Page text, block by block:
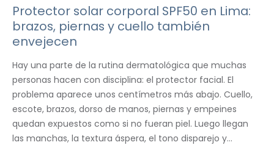
Protector solar corporal SPF50 en Lima:
brazos, piernas y cuello también
envejecen
Hay una parte de la rutina dermatológica que muchas
personas hacen con disciplina: el protector facial. El
problema aparece unos centímetros más abajo. Cuello,
escote, brazos, dorso de manos, piernas y empeines
quedan expuestos como si no fueran piel. Luego llegan
las manchas, la textura áspera, el tono disparejo y…